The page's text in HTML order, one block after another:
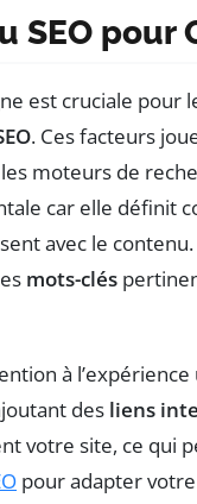
SEO
est cruciale pour
. Ces facteurs
moteurs de
car elle définit
avec le
mots-clés
à
des liens
votre site, ce qui
pour adapter